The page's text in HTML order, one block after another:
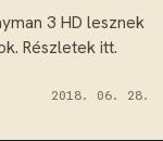
3 HD lesznek
Részletek itt.
2018. 06. 28.